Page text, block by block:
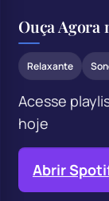
Ouça Agora
Relaxante
Acesse
hoje
Abrir